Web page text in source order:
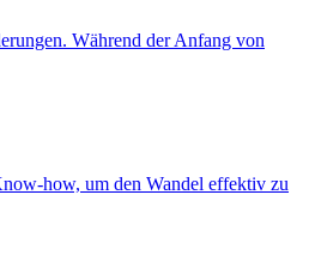
Während der Anfang von
how, um den Wandel effektiv zu